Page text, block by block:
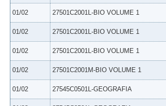
01/02 27501C2001L-BIO VOLUME 1
01/02 27501C2001L-BIO VOLUME 1
01/02 27501C2001L-BIO VOLUME 1
01/02 27501C2001M-BIO VOLUME 1
01/02 27545C0501L-GEOGRAFIA